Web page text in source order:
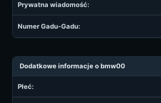
Prywatna wiadomość:
Numer Gadu-Gadu:
Dodatkowe informacje o bmw00
Płeć: